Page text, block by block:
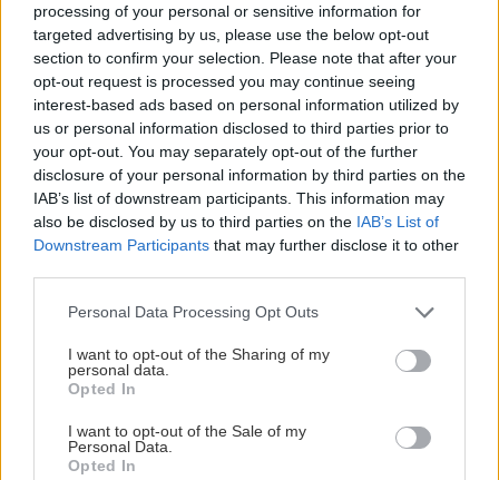
processing of your personal or sensitive information for
targeted advertising by us, please use the below opt-out
section to confirm your selection. Please note that after your
opt-out request is processed you may continue seeing
interest-based ads based on personal information utilized by
us or personal information disclosed to third parties prior to
your opt-out. You may separately opt-out of the further
disclosure of your personal information by third parties on the
IAB’s list of downstream participants. This information may
also be disclosed by us to third parties on the IAB’s List of
Downstream Participants that may further disclose it to other
Please note that this website/app uses one or more Google
not limited to your visit or usage behaviour. You may click to
grant or deny consent to Google and its third-party tags to
use your data for below specified purposes in below Google
consent section.
Personal Data Processing Opt Outs
I want to opt-out of the Sharing of my
personal data.
Opted In
I want to opt-out of the Sale of my
Personal Data.
Opted In
Αναζήτηση
για...